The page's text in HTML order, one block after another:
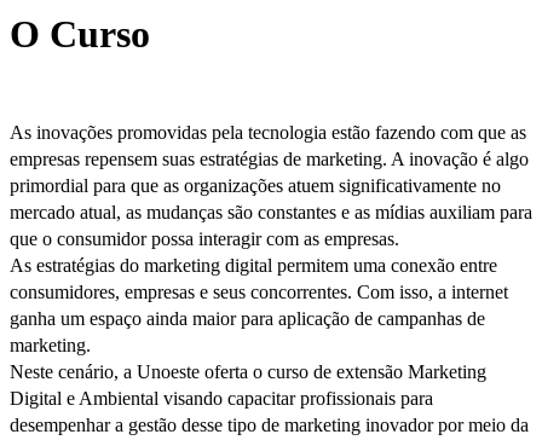
O Curso
As inovações promovidas pela tecnologia estão fazendo com que as
empresas repensem suas estratégias de marketing. A inovação é algo
primordial para que as organizações atuem significativamente no
mercado atual, as mudanças são constantes e as mídias auxiliam para
que o consumidor possa interagir com as empresas.
As estratégias do marketing digital permitem uma conexão entre
consumidores, empresas e seus concorrentes. Com isso, a internet
ganha um espaço ainda maior para aplicação de campanhas de
marketing.
Neste cenário, a Unoeste oferta o curso de extensão Marketing
Digital e Ambiental visando capacitar profissionais para
desempenhar a gestão desse tipo de marketing inovador por meio da